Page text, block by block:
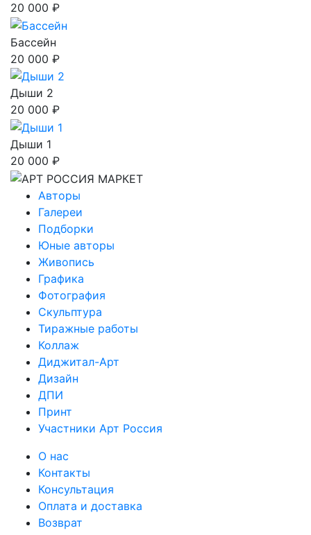
20 000 ₽
Бассейн
20 000 ₽
Дыши 2
20 000 ₽
Дыши 1
20 000 ₽
Авторы
Галереи
Подборки
Юные авторы
Живопись
Графика
Фотография
Скульптура
Тиражные работы
Коллаж
Диджитал-Арт
Дизайн
ДПИ
Принт
Участники Арт Россия
О нас
Контакты
Консультация
Оплата и доставка
Возврат